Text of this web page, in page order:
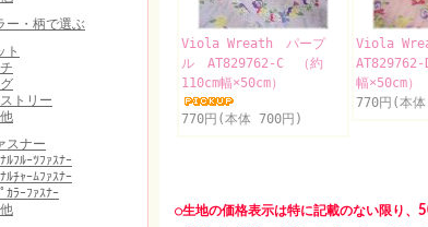
Viola Wreath パープ
ル AT829762-C （約
110cm幅×50cm）
770円(本体 700円)
Viola
幅×50cm）
770円(本
○生地の価格表示は特に記載のない限り、